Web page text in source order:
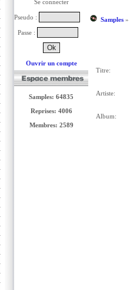
Se connecter
Pseudo :
Passe :
Ouvrir un compte
Samples: 64835
Reprises: 4006
Membres: 2589
Samples»
Titre:
Artiste:
Album: